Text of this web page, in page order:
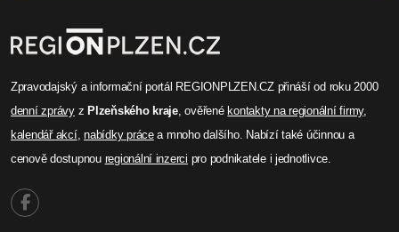
Zpravodajský a informační portál REGIONPLZEN.CZ přináší od roku 2000
denní zprávyz Plzeňského kraje, ověřené kontakty na regionální firmy,
kalendář akcí,nabídky prácea mnoho dalšího. Nabízí také účinnou a
cenově dostupnou regionální inzerci pro podnikatele i jednotlivce.